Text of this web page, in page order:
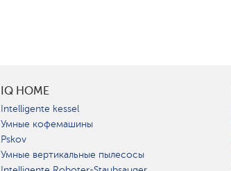
IQ HOME
Intelligente kessel
Умные кофемашины
Pskov
Умные вертикальные пылесосы